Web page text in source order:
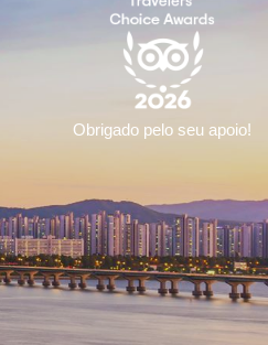
Obrigado pelo seu apoio!